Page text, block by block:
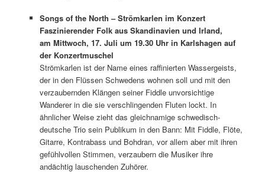
Songs of the North – Strömkarlen im Konzert
Faszinierender Folk aus Skandinavien und Irland,
am Mittwoch, 17. Juli um 19.30 Uhr in Karlshagen auf
der Konzertmuschel
Strömkarlen ist der Name eines raffinierten Wassergeists,
der in den Flüssen Schwedens wohnen soll und mit den
verzaubernden Klängen seiner Fiddle unvorsichtige
Wanderer in die sie verschlingenden Fluten lockt. In
ähnlicher Weise zieht das gleichnamige schwedisch-
deutsche Trio sein Publikum in den Bann: Mit Fiddle, Flöte,
Gitarre, Kontrabass und Bohdran, vor allem aber mit ihren
gefühlvollen Stimmen, verzaubern die Musiker ihre
andächtig lauschenden Zuhörer.